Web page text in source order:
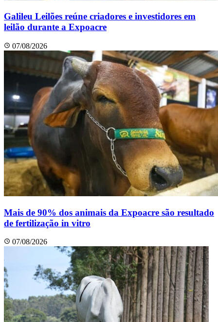
Galileu Leilões reúne criadores e investidores em
leilão durante a Expoacre
07/08/2026
Mais de 90% dos animais da Expoacre são resultado
de fertilização in vitro
07/08/2026